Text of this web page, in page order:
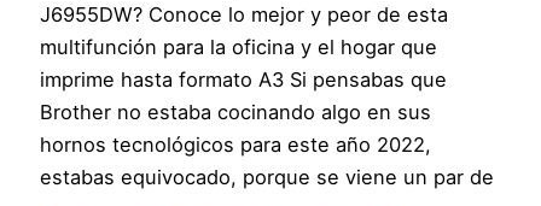
J6955DW? Conoce lo mejor y peor de esta
multifunción para la oficina y el hogar que
imprime hasta formato A3 Si pensabas que
Brother no estaba cocinando algo en sus
hornos tecnológicos para este año 2022,
estabas equivocado, porque se viene un par de